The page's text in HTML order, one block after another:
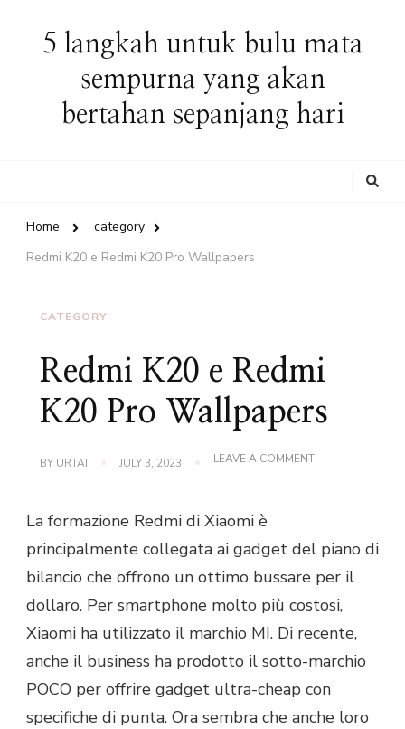
5 langkah untuk bulu mata
sempurna yang akan
bertahan sepanjang hari
Home
category
Redmi K20 e Redmi K20 Pro Wallpapers
CATEGORY
Redmi K20 e Redmi
K20 Pro Wallpapers
BY URTAI JULY 3, 2023 LEAVE A COMMENTON
PRO
La formazione Redmi di Xiaomi è
principalmente collegata ai gadget del piano di
bilancio che offrono un ottimo bussare per il
dollaro. Per smartphone molto più costosi,
Xiaomi ha utilizzato il marchio MI. Di recente,
anche il business ha prodotto il sotto-marchio
POCO per offrire gadget ultra-cheap con
specifiche di punta. Ora sembra che anche loro